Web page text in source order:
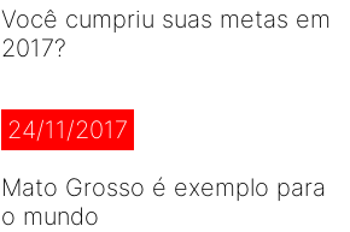
Você cumpriu suas metas em
2017?
24/11/2017
Mato Grosso é exemplo para
o mundo